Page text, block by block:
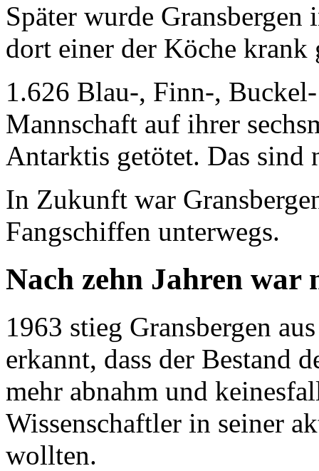
Später wurde
dort einer der Köche krank
1.626 Blau-, Finn-,
Mannschaft auf ihrer
Antarktis getötet. Das sind
In Zukunft war
Fangschiffen unterwegs.
Nach zehn Jahren war
1963 stieg Gransbergen
erkannt, dass der Bestand
mehr abnahm und
Wissenschaftler in seiner
wollten.